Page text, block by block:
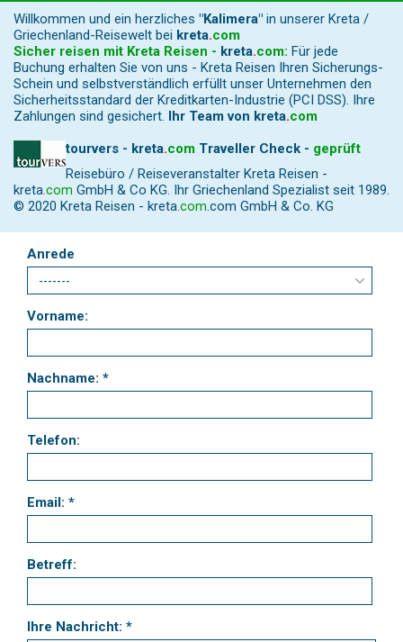
Willkommen und ein herzliches "Kalimera" in unserer Kreta /
Griechenland-Reisewelt bei kreta.com
Sicher reisen mit Kreta Reisen - kreta.com: Für jede
Buchung erhalten Sie von uns - Kreta Reisen Ihren Sicherungs-
Schein und selbstverständlich erfüllt unser Unternehmen den
Sicherheitsstandard der Kreditkarten-Industrie (PCI DSS). Ihre
Zahlungen sind gesichert. Ihr Team von kreta.com
tourvers - kreta.com Traveller Check - geprüft
Reisebüro / Reiseveranstalter Kreta Reisen -
kreta.com GmbH & Co KG. Ihr Griechenland Spezialist seit 1989.
© 2020 Kreta Reisen - kreta.com.com GmbH & Co. KG
Anrede
Vorname:
Nachname: *
Telefon:
Email: *
Betreff:
Ihre Nachricht: *